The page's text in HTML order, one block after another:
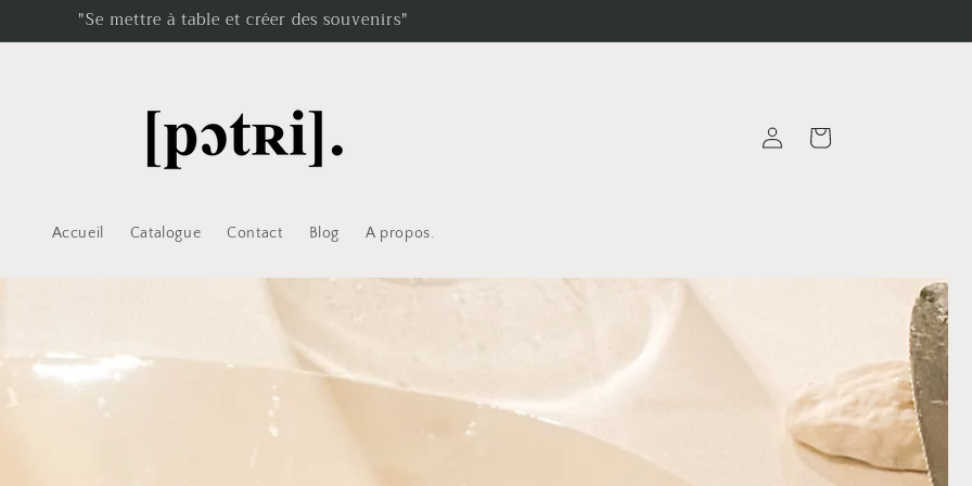
"Se mettre à table et créer des souvenirs"
Accueil Catalogue Contact Blog A propos.
Connexion Panier